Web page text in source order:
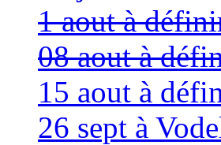
1 aout à
08 aout à
15 aout à
26 sept à